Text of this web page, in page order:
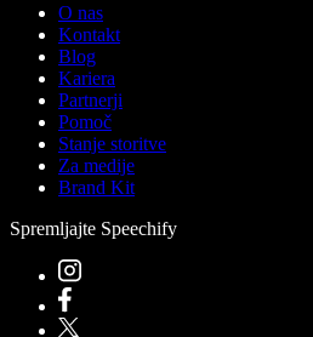
O nas
Kontakt
Blog
Kariera
Partnerji
Pomoč
Stanje storitve
Za medije
Brand Kit
Spremljajte Speechify